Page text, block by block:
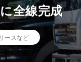
全線完成
ースなど